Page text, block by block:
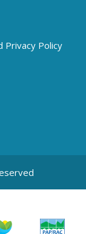
Privacy Policy